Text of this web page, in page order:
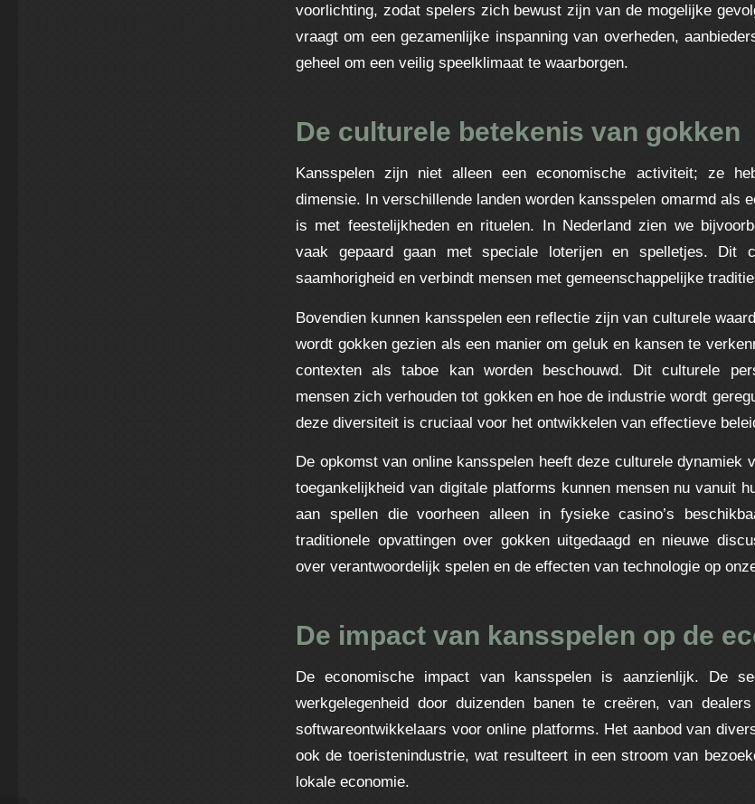
voorlichting, zodat spelers zich bewust zijn van de mogelijke
vraagt om een gezamenlijke inspanning van overheden,
geheel om een veilig speelklimaat te waarborgen.
De culturele betekenis van gokken
Kansspelen zijn niet alleen een economische activiteit; ze
dimensie. In verschillende landen worden kansspelen omarmd als
is met feestelijkheden en rituelen. In Nederland zien we
vaak gepaard gaan met speciale loterijen en spelletjes. Dit
saamhorigheid en verbindt mensen met gemeenschappelijke
Bovendien kunnen kansspelen een reflectie zijn van culturele
wordt gokken gezien als een manier om geluk en kansen te
contexten als taboe kan worden beschouwd. Dit culturele
mensen zich verhouden tot gokken en hoe de industrie wordt
deze diversiteit is cruciaal voor het ontwikkelen van effectieve
De opkomst van online kansspelen heeft deze culturele dynamiek
toegankelijkheid van digitale platforms kunnen mensen nu vanuit
aan spellen die voorheen alleen in fysieke casino’s
traditionele opvattingen over gokken uitgedaagd en nieuwe
over verantwoordelijk spelen en de effecten van technologie op
De impact van kansspelen op de
De economische impact van kansspelen is aanzienlijk. De
werkgelegenheid door duizenden banen te creëren, van
softwareontwikkelaars voor online platforms. Het aanbod van
ook de toeristenindustrie, wat resulteert in een stroom van
lokale economie.